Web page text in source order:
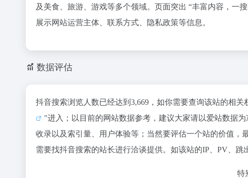
及美食、旅游、游戏等多个领域。页面突出 “丰富内容，一
展示网站运营主体、联系方式、隐私政策等信息。
数据评估
抖音搜索浏览人数已经达到3,669，如你需要查询该站的相关
"进入；以目前的网站数据参考，建议大家请以爱站数据
收录以及索引量、用户体验等；当然要评估一个站的价值，
需要找抖音搜索的站长进行洽谈提供。如该站的IP、PV、跳
特